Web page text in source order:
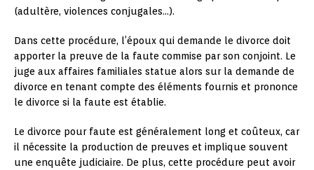
(adultère, violences conjugales…).
Dans cette procédure, l’époux qui demande le divorce doit
apporter la preuve de la faute commise par son conjoint. Le
juge aux affaires familiales statue alors sur la demande de
divorce en tenant compte des éléments fournis et prononce
le divorce si la faute est établie.
Le divorce pour faute est généralement long et coûteux, car
il nécessite la production de preuves et implique souvent
une enquête judiciaire. De plus, cette procédure peut avoir